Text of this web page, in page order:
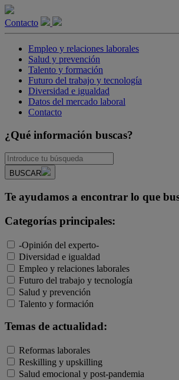
Contacto
Empleo y relaciones laborales
Salud y prevención
Talento y formación
Futuro del trabajo y tecnología
Diversidad e igualdad
Datos del mercado laboral
Contacto
¿Qué información buscas?
BUSCAR
Te ayudamos a encontrar lo que
Categorías principales:
-Opinión del experto-
Diversidad e igualdad
Empleo y relaciones laborales
Futuro del trabajo y tecnología
Salud y prevención
Talento y formación
Temas de actualidad:
Reformas laborales
Reskilling y upskilling
Salud emocional y post-pandemia